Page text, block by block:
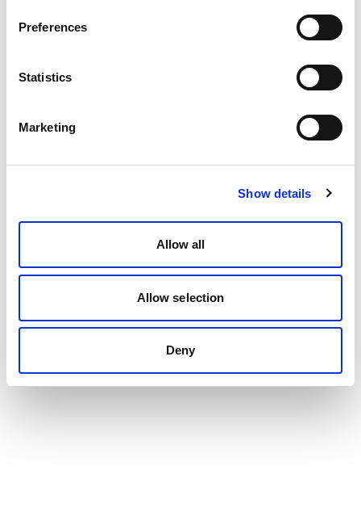
Preferences
Statistics
Marketing
Show details
Allow all
Allow selection
Deny